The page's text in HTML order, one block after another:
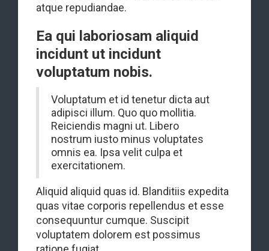
atque repudiandae.
Ea qui laboriosam aliquid
incidunt ut incidunt
voluptatum nobis.
Voluptatum et id tenetur dicta aut
adipisci illum. Quo quo mollitia.
Reiciendis magni ut. Libero
nostrum iusto minus voluptates
omnis ea. Ipsa velit culpa et
exercitationem.
Aliquid aliquid quas id. Blanditiis expedita
quas vitae corporis repellendus et esse
consequuntur cumque. Suscipit
voluptatem dolorem est possimus